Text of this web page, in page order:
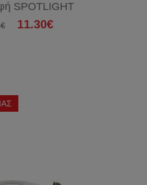
SPOTLIGHT
11.30€